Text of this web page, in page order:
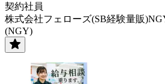
契約社員
株式会社フェローズ(SB経験量販
(NGY)